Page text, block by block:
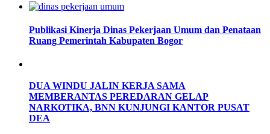
Publikasi Kinerja Dinas Pekerjaan Umum dan Penataan
Ruang Pemerintah Kabupaten Bogor
DUA WINDU JALIN KERJA SAMA
MEMBERANTAS PEREDARAN GELAP
NARKOTIKA, BNN KUNJUNGI KANTOR PUSAT
DEA